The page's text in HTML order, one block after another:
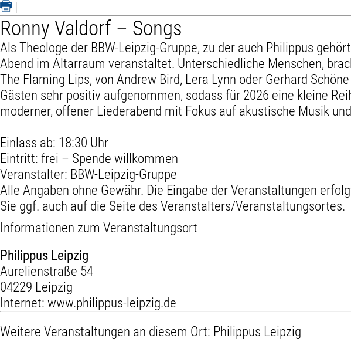
Ronny Valdorf – Songs
Als Theologe der BBW-Leipzig-Gruppe, zu der auch Philippus
Abend im Altarraum veranstaltet. Unterschiedliche Menschen,
The Flaming Lips, von Andrew Bird, Lera Lynn oder Gerhard
Gästen sehr positiv aufgenommen, sodass für 2026 eine kleine
moderner, offener Liederabend mit Fokus auf akustische Musik
Einlass ab: 18:30 Uhr
Eintritt: frei – Spende willkommen
Veranstalter: BBW-Leipzig-Gruppe
Alle Angaben ohne Gewähr. Die Eingabe der Veranstaltungen
Sie ggf. auch auf die Seite des Veranstalters/Veranstaltungsortes.
Informationen zum Veranstaltungsort
Philippus Leipzig
Aurelienstraße 54
04229 Leipzig
Internet: www.philippus-leipzig.de
Weitere Veranstaltungen an diesem Ort: Philippus Leipzig